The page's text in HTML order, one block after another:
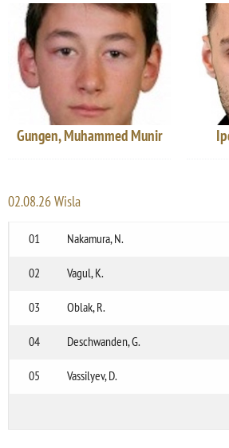
Gungen, Muhammed Munir
02.08.26 Wisla
01
Nakamura, N.
02 Vagul, K.
03 Oblak, R.
04 Deschwanden, G.
05 Vassilyev, D.